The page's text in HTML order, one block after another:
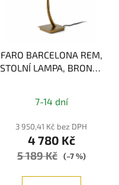
FARO BARCELONA REM,
STOLNÍ LAMPA, BRONZ/
7-14 dní
3 950,41 Kč bez DPH
4 780 Kč
5 189 Kč (–7 %)